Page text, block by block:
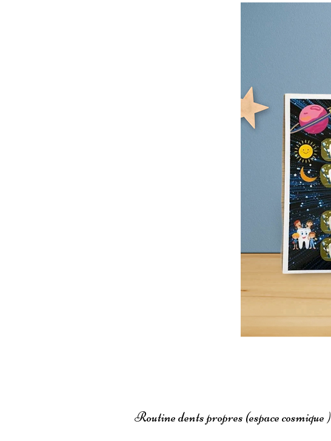
Routine dents propres (espace cosmique )